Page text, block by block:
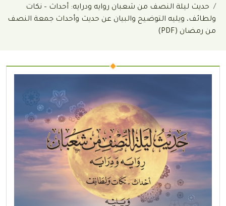
حديث ليلة النصف من شعبان روايه ودرايه: أحداث – نكات
ولطائف، ويليه التوضيح والبيان عن حديث وأحداث جمعة النصف
من رمضان (PDF)